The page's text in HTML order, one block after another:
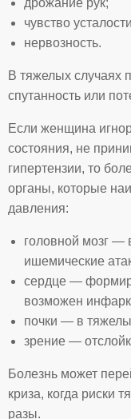
чувство
нервозность.
В тяжелых случаях
спутанность или
Если женщина
состояния, не
гипертензии, то
органы, которые
давления:
головной мозг —
ишемические
сердце —
возможен
почки — в
зрение —
Болезнь может
криза, когда риски
разы.